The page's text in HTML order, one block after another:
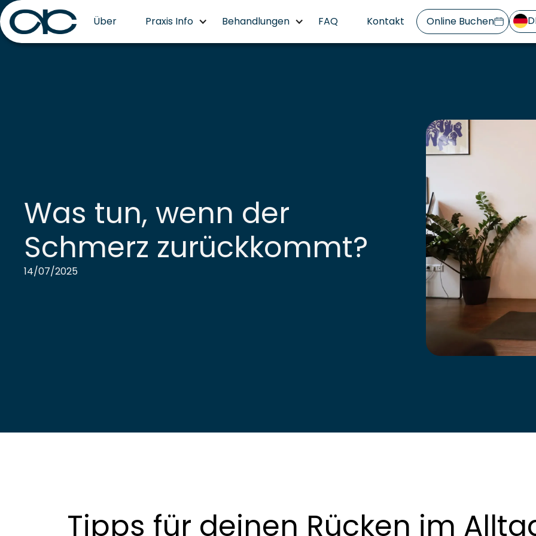
Über Praxis Info Behandlungen FAQ Kontakt Online Buchen
Was tun, wenn der
Schmerz zurückkommt?
14/07/2025
Tipps für deinen Rücken im